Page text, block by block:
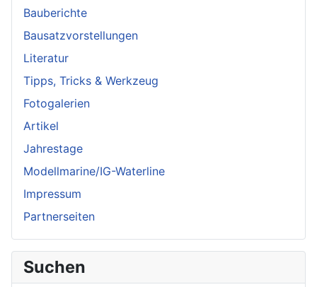
Bauberichte
Bausatzvorstellungen
Literatur
Tipps, Tricks & Werkzeug
Fotogalerien
Artikel
Jahrestage
Modellmarine/IG-Waterline
Impressum
Partnerseiten
Suchen